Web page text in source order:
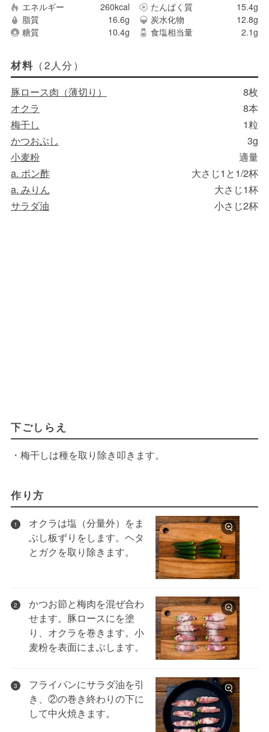
エネルギー 260kcal たんぱく質
15.4g
脂質
16.6g 炭水化物
12.8g
糖質
10.4g 食塩相当量 2.1g
材料 （2人分）
豚ロース肉（薄切り）
8枚
オクラ
8本
梅干し
1粒
かつおぶし
3g
小麦粉
適量
a. ポン酢
大さじ1と1/2杯
a. みりん
大さじ1杯
サラダ油
小さじ2杯
下ごしらえ
・梅干しは種を取り除き叩きます。
作り方
1
オクラは塩（分量外）をま
ぶし板ずりをします。ヘタ
とガクを取り除きます。
2
かつお節と梅肉を混ぜ合わ
せます。豚ロースにを塗
り、オクラを巻きます。小
麦粉を表面にまぶします。
3
フライパンにサラダ油を引
き、②の巻き終わりの下に
して中火焼きます。